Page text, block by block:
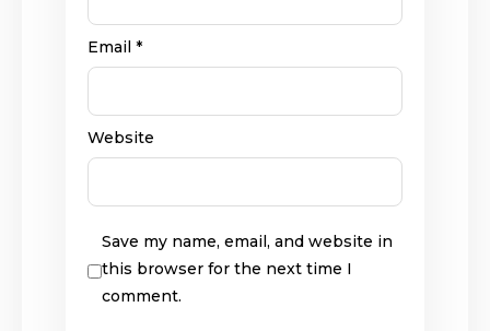
Email *
Website
Save my name, email, and website in
this browser for the next time I
comment.